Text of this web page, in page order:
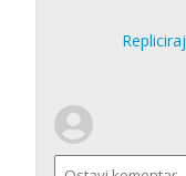
Repliciraj